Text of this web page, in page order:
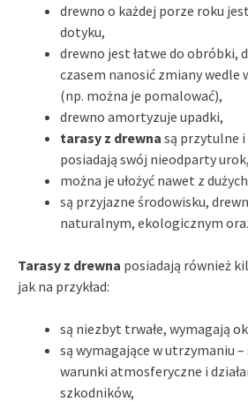
drewno o każdej porze roku
dotyku,
drewno jest łatwe do obróbki,
czasem nanosić zmiany wedle
(np. można je pomalować),
drewno amortyzuje upadki,
tarasy z drewna są przytulne
posiadają swój nieodparty urok,
można je ułożyć nawet z
są przyjazne środowisku,
naturalnym, ekologicznym
Tarasy z drewna posiadają również
jak na przykład:
są niezbyt trwałe, wymagają
są wymagające w utrzymaniu
warunki atmosferyczne i
szkodników,